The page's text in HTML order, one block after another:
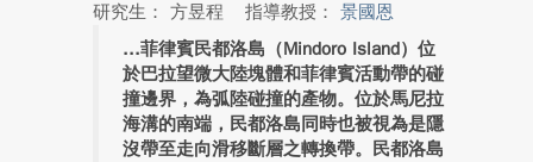
研究生： 方昱程
指導教授： 景國恩
菲律賓民都洛島（Mindoro Island）位
於巴拉望微大陸塊體和菲律賓活動帶的碰
撞邊界，為弧陸碰撞的產物。位於馬尼拉
海溝的南端，民都洛島同時也被視為是隱
沒帶至走向滑移斷層之轉換帶。民都洛島